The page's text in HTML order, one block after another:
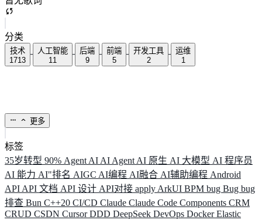
分类
技术
1713
人工智能
11
后端
9
前端
5
开发工具
2
运维
1
更多
标签
35岁转型 90% Agent AI AI Agent AI 原生 AI 大模型 AI 程序员
AI 能力 AI"排名 AIGC AI编程 AI融合 AI辅助编程 Android
API API 文档 API 设计 API对接 apply ArkUI BPM bug Bug bug
排查 Bun C++20 CI/CD Claude Claude Code Components CRM
CRUD CSDN CursorDDD DeepSeek DevOps DockerElastic